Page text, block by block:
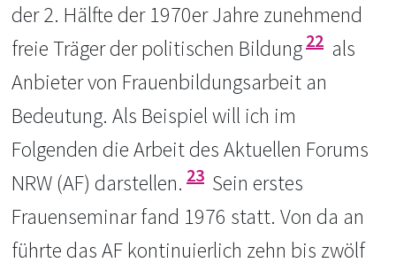
der 2. Hälfte der 1970er Jahre zunehmend
freie Träger der politischen Bildung 22 als
Anbieter von Frauenbildungsarbeit an
Bedeutung. Als Beispiel will ich im
Folgenden die Arbeit des Aktuellen Forums
NRW (AF) darstellen. 23 Sein erstes
Frauenseminar fand 1976 statt. Von da an
führte das AF kontinuierlich zehn bis zwölf